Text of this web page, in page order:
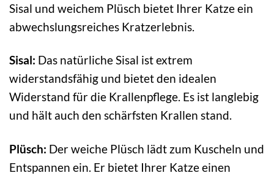
Sisal und weichem Plüsch bietet Ihrer Katze ein
abwechslungsreiches Kratzerlebnis.
Sisal: Das natürliche Sisal ist extrem
widerstandsfähig und bietet den idealen
Widerstand für die Krallenpflege. Es ist langlebig
und hält auch den schärfsten Krallen stand.
Plüsch: Der weiche Plüsch lädt zum Kuscheln und
Entspannen ein. Er bietet Ihrer Katze einen